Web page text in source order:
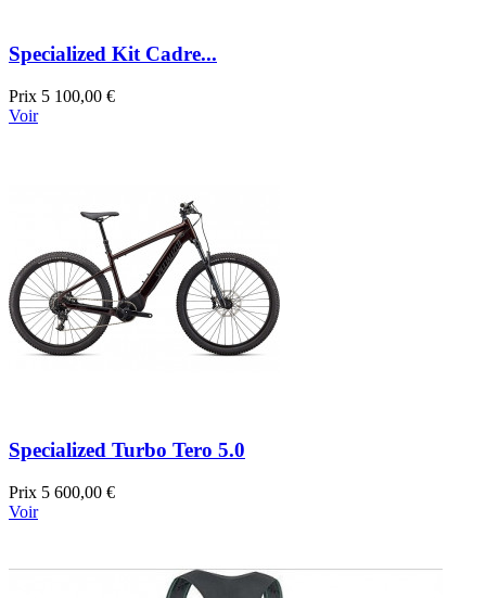
Specialized Kit Cadre...
Prix 5 100,00 €
Voir
Specialized Turbo Tero 5.0
Prix 5 600,00 €
Voir